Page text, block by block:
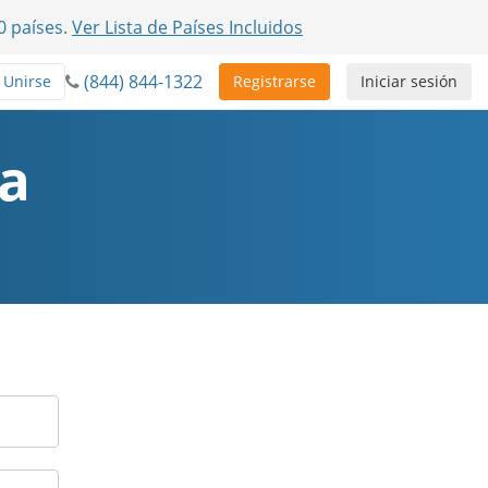
países. Ver Lista de Países Incluidos
Iniciar sesión
Registrarse
(844) 844-1322
Unirse